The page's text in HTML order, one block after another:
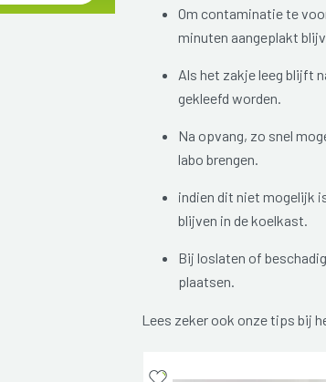
Om contaminatie te
minuten aangeplakt
Als het zakje leeg blijft
gekleefd worden.
Na opvang, zo snel
labo brengen.
indien dit niet mogelijk
blijven in de koelkast.
Bij loslaten of
plaatsen.
Lees zeker ook onze tips bij